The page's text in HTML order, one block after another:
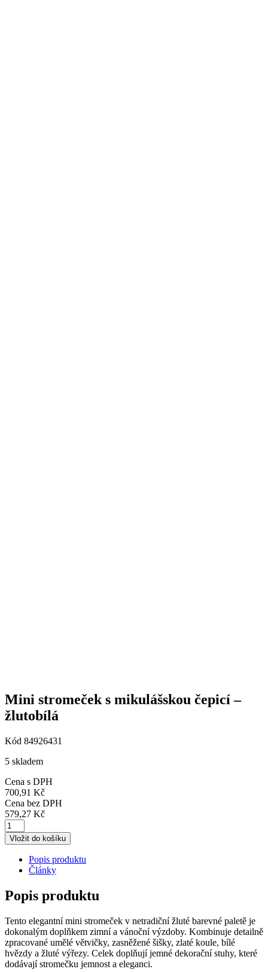
Mini stromeček s mikulášskou čepicí –
žlutobílá
Kód 84926431
5 skladem
Cena s DPH
700,91 Kč
Cena bez DPH
579,27 Kč
Vložit do košíku
Popis produktu
Články
Popis produktu
Tento elegantní mini stromeček v netradiční žluté barevné paletě je
dokonalým doplňkem zimní a vánoční výzdoby. Kombinuje detailně
zpracované umělé větvičky, zasněžené šišky, zlaté koule, bílé
hvězdy a žluté výřezy. Celek doplňují jemné dekorační stuhy, které
dodávají stromečku jemnost a eleganci.